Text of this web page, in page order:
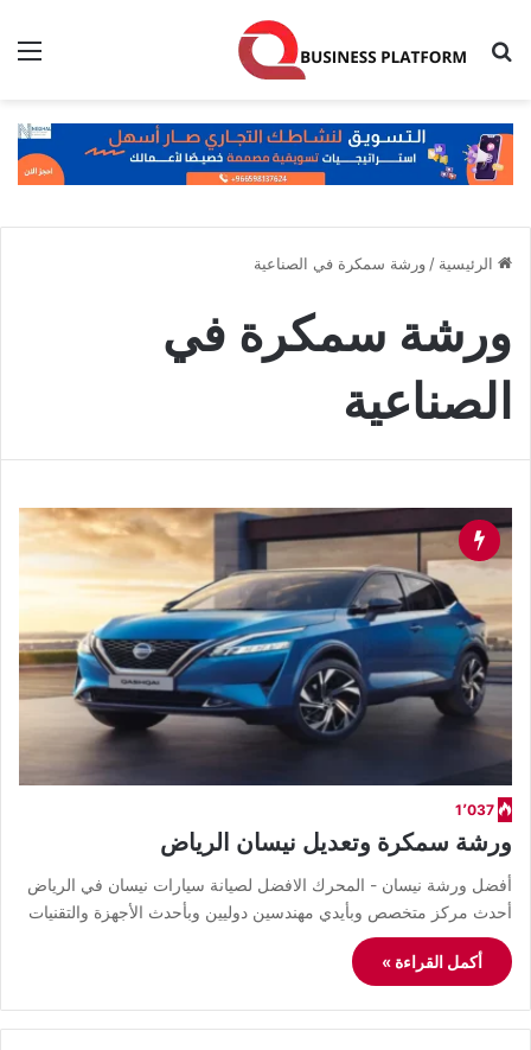
بحث عن
الرئيسية / ورشة سمكرة في الصناعية
ورشة سمكرة في
الصناعية
1٬037
ورشة سمكرة وتعديل نيسان الرياض
أفضل ورشة نيسان - المحرك الافضل لصيانة سيارات نيسان في الرياض
أحدث مركز متخصص وبأيدي مهندسين دوليين وبأحدث الأجهزة والتقنيات
أكمل القراءة »